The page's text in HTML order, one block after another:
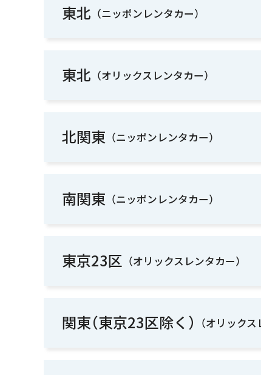
東北 （ニッポンレンタカー）
東北 （オリックスレンタカー）
北関東 （ニッポンレンタカー）
南関東 （ニッポンレンタカー）
東京23区 （オリックスレンタカー）
関東（東京23区除く）（オリックス